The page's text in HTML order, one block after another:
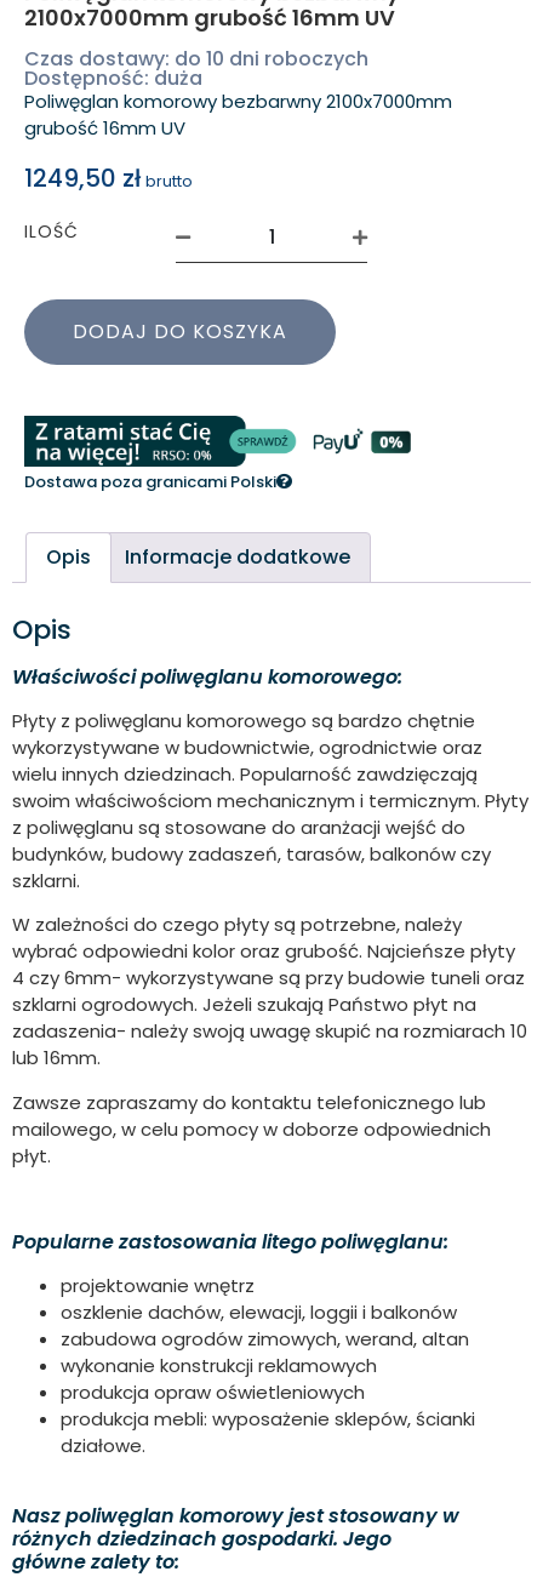
2100x7000mm grubość 16mm UV
Czas dostawy: do 10 dni roboczych
Dostępność: duża
Poliwęglan komorowy bezbarwny 2100x7000mm
grubość 16mm UV
1249,50 zł brutto
ILOŚĆ
DODAJ DO KOSZYKA
Dostawa poza granicami Polski
Opis Informacje dodatkowe
Opis
Właściwości poliwęglanu komorowego:
Płyty z poliwęglanu komorowego są bardzo chętnie
wykorzystywane w budownictwie, ogrodnictwie oraz
wielu innych dziedzinach. Popularność zawdzięczają
swoim właściwościom mechanicznym i termicznym. Płyty
z poliwęglanu są stosowane do aranżacji wejść do
budynków, budowy zadaszeń, tarasów, balkonów czy
szklarni.
W zależności do czego płyty są potrzebne, należy
wybrać odpowiedni kolor oraz grubość. Najcieńsze płyty
4 czy 6mm- wykorzystywane są przy budowie tuneli oraz
szklarni ogrodowych. Jeżeli szukają Państwo płyt na
zadaszenia- należy swoją uwagę skupić na rozmiarach 10
lub 16mm.
Zawsze zapraszamy do kontaktu telefonicznego lub
mailowego, w celu pomocy w doborze odpowiednich
płyt.
Popularne zastosowania litego poliwęglanu:
projektowanie wnętrz
oszklenie dachów, elewacji, loggii i balkonów
zabudowa ogrodów zimowych, werand, altan
wykonanie konstrukcji reklamowych
produkcja opraw oświetleniowych
produkcja mebli: wyposażenie sklepów, ścianki
działowe.
Nasz poliwęglan komorowy jest stosowany w
różnych dziedzinach gospodarki. Jego
główne zalety to: